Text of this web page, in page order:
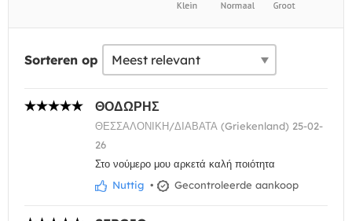
Sorteren op
ΘΟΔΩΡΗΣ
ΘΕΣΣΑΛΟΝΙΚΗ/ΔΙΑΒΑΤΑ (Griekenland) 25-02-
26
Στο νούμερο μου αρκετά καλή ποιότητα
Nuttig • Gecontroleerde aankoop